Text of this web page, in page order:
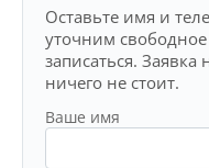
Оставьте имя и
уточним
записаться.
ничего не стоит.
Ваше имя